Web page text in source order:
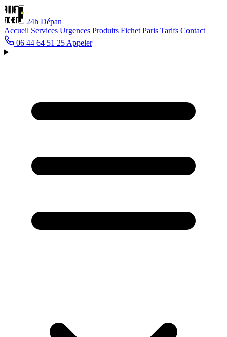
24h Dépan
Accueil Services Urgences Produits Fichet Paris Tarifs Contact
06 44 64 51 25 Appeler